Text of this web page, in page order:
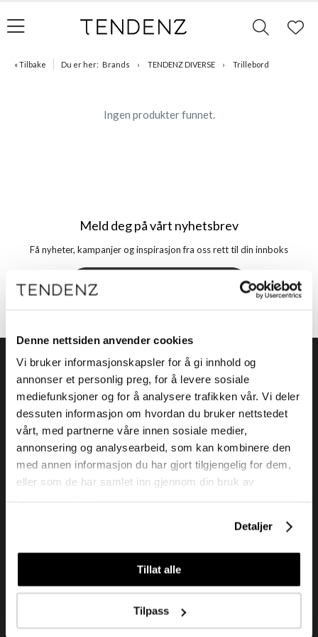
Denne nettsiden anvender cookies
Vi bruker informasjonskapsler for å gi innhold og
annonser et personlig preg, for å levere sosiale
mediefunksjoner og for å analysere trafikken vår. Vi deler
dessuten informasjon om hvordan du bruker nettstedet
vårt, med partnerne våre innen sosiale medier,
annonsering og analysearbeid, som kan kombinere den
med annen informasjon du har gjort tilgjengelig for dem,
eller som de har samlet inn gjennom din bruk av
Detaljer
Tillat alle
Tilpass
« Tilbake Du er her: Brands TENDENZ DIVERSE Trillebord
Ingen produkter funnet.
Meld deg på vårt nyhetsbrev
Få nyheter, kampanjer og inspirasjon fra oss rett til din innboks
Tendenz Hårpleie AS er en solid totalleverandør av
eksklusive merker og profesjonelle produkter til
frisør.
Telefon: +47 22 92 50 00